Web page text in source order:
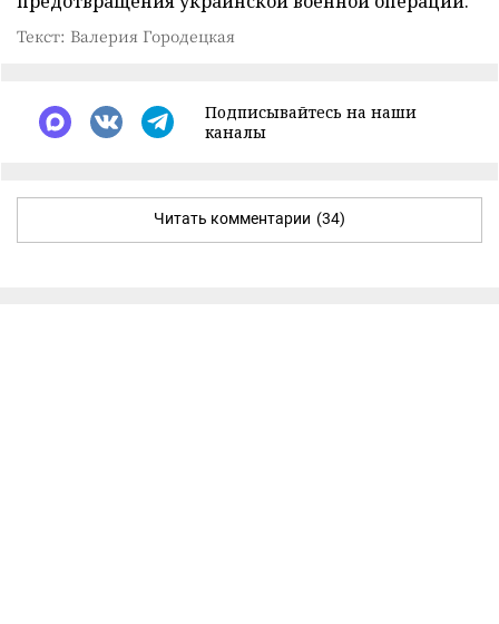
Текст: Валерия Городецкая
Подписывайтесь на наши
каналы
Читать комментарии (34)